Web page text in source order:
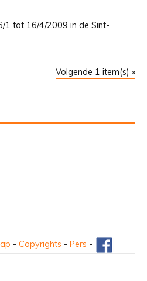
1 tot 16/4/2009 in de Sint-
Volgende 1 item(s) »
- Copyrights - Pers -